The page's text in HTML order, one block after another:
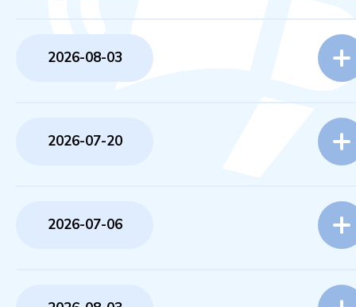
2026-08-03
2026-07-20
2026-07-06